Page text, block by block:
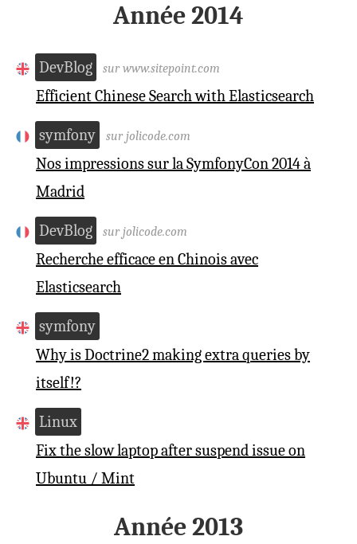
Année 2014
DevBlog sur www.sitepoint.com
Efficient Chinese Search with Elasticsearch
symfony sur jolicode.com
Nos impressions sur la SymfonyCon 2014 à
Madrid
DevBlog sur jolicode.com
Recherche efficace en Chinois avec
Elasticsearch
symfony
Why is Doctrine2 making extra queries by
itself!?
Linux
Fix the slow laptop after suspend issue on
Ubuntu / Mint
Année 2013